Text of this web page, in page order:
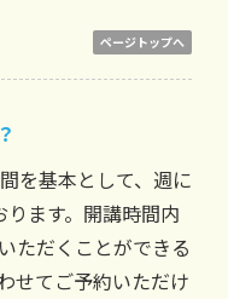
ページトップへ
を基本として、週に
ます。開講時間内
ただくことができる
せてご予約いただけ